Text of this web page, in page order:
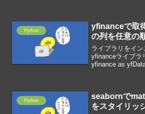
Python
yfinanceで取
の列を任意の
ライブラリをイ
yfinanceライブラ
yfinance as
Python
seabornで
をスタイリッ